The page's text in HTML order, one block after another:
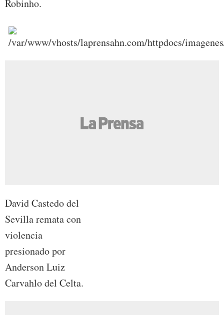
Robinho.
David Castedo del
Sevilla remata con
violencia
presionado por
Anderson Luiz
Carvahlo del Celta.